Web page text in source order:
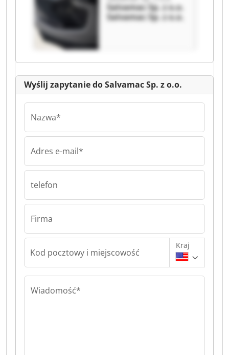
Salvamac Sp. z o.o.
Salvamac Sp. z o.o.
Wyślij zapytanie do Salvamac Sp. z o.o.
Nazwa*
Adres e-mail*
telefon
Firma
Kod pocztowy i miejscowość
Kraj
Wiadomość*